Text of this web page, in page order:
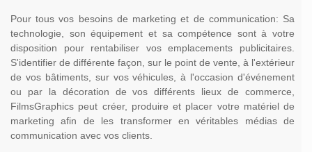
Pour tous vos besoins de marketing et de communication: Sa
technologie, son équipement et sa compétence sont à votre
disposition pour rentabiliser vos emplacements publicitaires.
S'identifier de différente façon, sur le point de vente, à l'extérieur
de vos bâtiments, sur vos véhicules, à l'occasion d'événement
ou par la décoration de vos différents lieux de commerce,
FilmsGraphics peut créer, produire et placer votre matériel de
marketing afin de les transformer en véritables médias de
communication avec vos clients.